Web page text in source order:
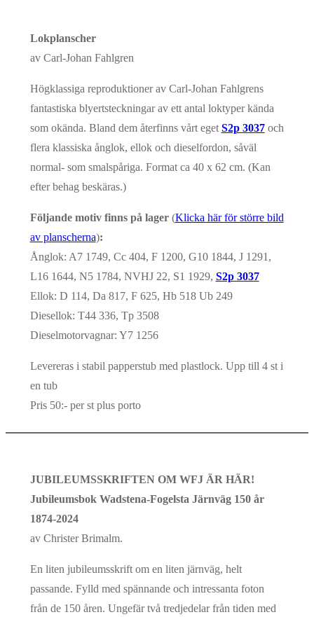
Lokplanscher
av Carl-Johan Fahlgren
Högklassiga reproduktioner av Carl-Johan Fahlgrens
fantastiska blyertsteckningar av ett antal loktyper kända
som okända. Bland dem återfinns vårt egetS2p 3037och
flera klassiska ånglok, ellok och dieselfordon, såväl
normal- som smalspåriga. Format ca 40 x 62 cm. (Kan
efter behag beskäras.)
Följande motiv finns på lager (Klicka här för större bild
av planscherna):
Ånglok: A7 1749, Cc 404, F 1200, G10 1844, J 1291,
L16 1644, N5 1784, NVHJ 22, S1 1929, S2p 3037
Ellok: D 114, Da 817, F 625, Hb 518 Ub 249
Diesellok: T44 336, Tp 3508
Dieselmotorvagnar: Y7 1256
Levereras i stabil papperstub med plastlock. Upp till 4 st i
en tub
Pris 50:- per st plus porto
JUBILEUMSSKRIFTEN OM WFJ ÄR HÄR!
Jubileumsbok Wadstena-Fogelsta Järnväg 150 år
1874-2024
av Christer Brimalm.
En liten jubileumsskrift om en liten järnväg, helt
passande. Fylld med spännande och intressanta foton
från de 150 åren. Ungefär två tredjedelar från tiden med